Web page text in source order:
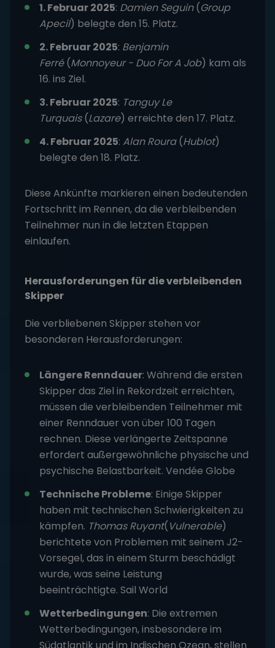
1. Februar 2025: Damien Seguin(Group
Apecil) belegte den 15. Platz.
2. Februar 2025: Benjamin
Ferré(Monnoyeur - Duo For A Job) kam als
16. ins Ziel.
3. Februar 2025: Tanguy Le
Turquais(Lazare) erreichte den 17. Platz.
4. Februar 2025: Alan Roura(Hublot)
belegte den 18. Platz.
Diese Ankünfte markieren einen bedeutenden
Fortschritt im Rennen, da die verbleibenden
Teilnehmer nun in die letzten Etappen
einlaufen.
Herausforderungen für die verbleibenden
Skipper
Die verbliebenen Skipper stehen vor
besonderen Herausforderungen:
Längere Renndauer: Während die ersten
Skipper das Ziel in Rekordzeit erreichten,
müssen die verbleibenden Teilnehmer mit
einer Renndauer von über 100 Tagen
rechnen. Diese verlängerte Zeitspanne
erfordert außergewöhnliche physische und
psychische Belastbarkeit. Vendée Globe
Technische Probleme: Einige Skipper
haben mit technischen Schwierigkeiten zu
kämpfen. Thomas Ruyant(Vulnerable)
berichtete von Problemen mit seinem J2-
Vorsegel, das in einem Sturm beschädigt
wurde, was seine Leistung
beeinträchtigte. Sail World
Wetterbedingungen: Die extremen
Wetterbedingungen, insbesondere im